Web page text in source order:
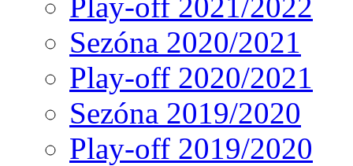
Sezóna 2020/2021
Play-off 2020/2021
Sezóna 2019/2020
Play-off 2019/2020